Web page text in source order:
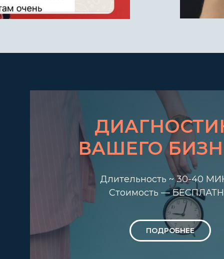
ВАШЕГО
Длительность ~ 30-40
Стоимость —
ПОДРОБНЕЕ